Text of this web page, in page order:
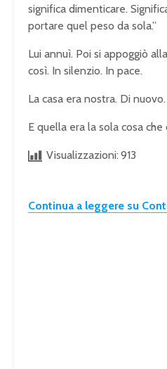
significa dimenticare.
portare quel peso da sola.”
Lui annuì. Poi si appoggiò
così. In silenzio. In pace.
La casa era nostra. Di nuovo.
E quella era la sola cosa che
Visualizzazioni: 913
Continua a leggere su